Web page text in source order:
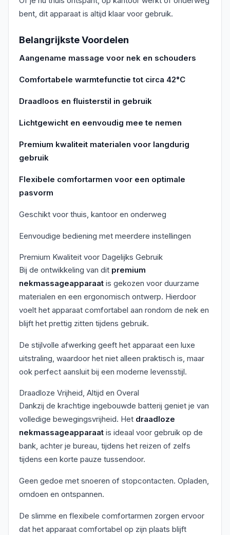
bent, dit apparaat is altijd klaar voor gebruik.
Belangrijkste Voordelen
Aangename massage voor nek en schouders
Comfortabele warmtefunctie tot circa 42°C
Draadloos en fluisterstil in gebruik
Lichtgewicht en eenvoudig mee te nemen
Premium kwaliteit materialen voor langdurig
gebruik
Flexibele comfortarmen voor een optimale
pasvorm
Geschikt voor thuis, kantoor en onderweg
Eenvoudige bediening met meerdere instellingen
Premium Kwaliteit voor Dagelijks Gebruik
Bij de ontwikkeling van dit premium
nekmassageapparaat is gekozen voor duurzame
materialen en een ergonomisch ontwerp. Hierdoor
voelt het apparaat comfortabel aan rondom de nek en
blijft het prettig zitten tijdens gebruik.
De stijlvolle afwerking geeft het apparaat een luxe
uitstraling, waardoor het niet alleen praktisch is, maar
ook perfect aansluit bij een moderne levensstijl.
Draadloze Vrijheid, Altijd en Overal
Dankzij de krachtige ingebouwde batterij geniet je van
volledige bewegingsvrijheid. Het draadloze
nekmassageapparaat is ideaal voor gebruik op de
bank, achter je bureau, tijdens het reizen of zelfs
tijdens een korte pauze tussendoor.
Geen gedoe met snoeren of stopcontacten. Opladen,
omdoen en ontspannen.
De slimme en flexibele comfortarmen zorgen ervoor
dat het apparaat comfortabel op zijn plaats blijft